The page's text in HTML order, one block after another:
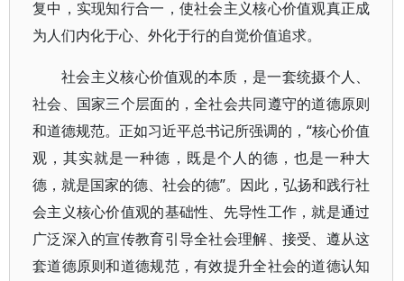
复中，实现知行合一，使社会主义核心价值观真正成
为人们内化于心、外化于行的自觉价值追求。
社会主义核心价值观的本质，是一套统摄个人、
社会、国家三个层面的，全社会共同遵守的道德原则
和道德规范。正如习近平总书记所强调的，“核心价值
观，其实就是一种德，既是个人的德，也是一种大
德，就是国家的德、社会的德”。因此，弘扬和践行社
会主义核心价值观的基础性、先导性工作，就是通过
广泛深入的宣传教育引导全社会理解、接受、遵从这
套道德原则和道德规范，有效提升全社会的道德认知